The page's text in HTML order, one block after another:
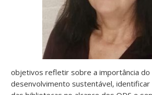
objetivos refletir sobre a importância do
desenvolvimento sustentável, identificar